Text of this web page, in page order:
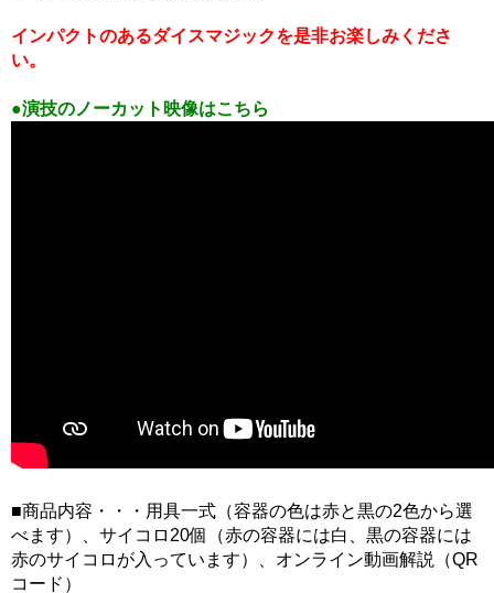
インパクトのあるダイスマジックを是非お楽しみくださ
い。
●演技のノーカット映像はこちら
■商品内容・・・用具一式（容器の色は赤と黒の2色から選
べます）、サイコロ20個（赤の容器には白、黒の容器には
赤のサイコロが入っています）、オンライン動画解説（QR
コード）